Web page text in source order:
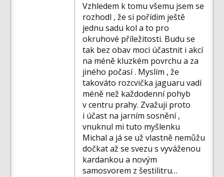
Vzhledem k tomu všemu jsem se
rozhodl , že si pořídím ještě
jednu sadu kol a to pro
okruhové příležitosti. Budu se
tak bez obav moci účastnit i akcí
na méně kluzkém povrchu a za
jiného počasí . Myslím , že
takováto rozcvička jaguaru vadí
méně než každodenní pohyb
v centru prahy. Zvažuji proto
i účast na jarním sosnění ,
vnuknul mi tuto myšlenku
Michal a já se už vlastně nemůžu
dočkat až se svezu s vyváženou
kardankou a novým
samosvorem z šestilitru…